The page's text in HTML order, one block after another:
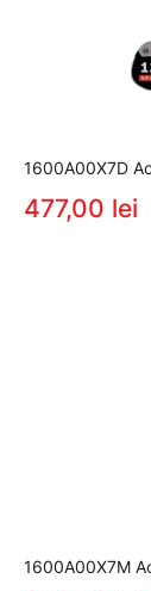
1600A00X7D
477,00 lei
1600A00X7M